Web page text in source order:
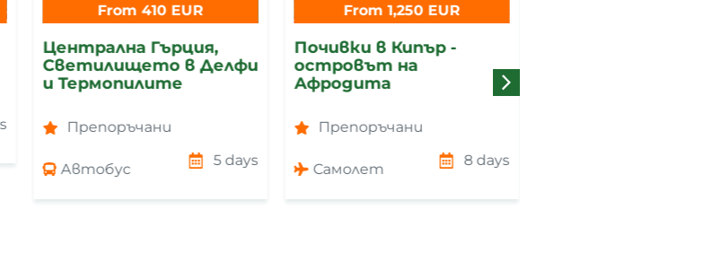
From 410 EUR
Централна Гърция,
Светилището в Делфи
и Термопилите
Препоръчани
Автобус
5 days
From 1,250 EUR
Почивки в Кипър -
островът на
Афродита
Препоръчани
Самолет
8 days